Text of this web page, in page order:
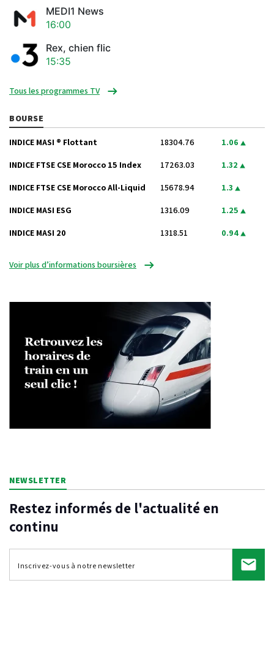
MEDI1 News
16:00
Rex, chien flic
15:35
Tous les programmes TV
BOURSE
INDICE MASI ® Flottant 18304.76 1.06
INDICE FTSE CSE Morocco 15 Index 17263.03 1.32
INDICE FTSE CSE Morocco All-Liquid 15678.94 1.3
INDICE MASI ESG 1316.09 1.25
INDICE MASI 20 1318.51 0.94
Voir plus d’informations boursières
NEWSLETTER
Restez informés de l'actualité en
continu